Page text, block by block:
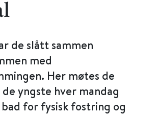
de slått sammen
med
Her møtes de
yngste hver mandag
bad for fysisk fostring og